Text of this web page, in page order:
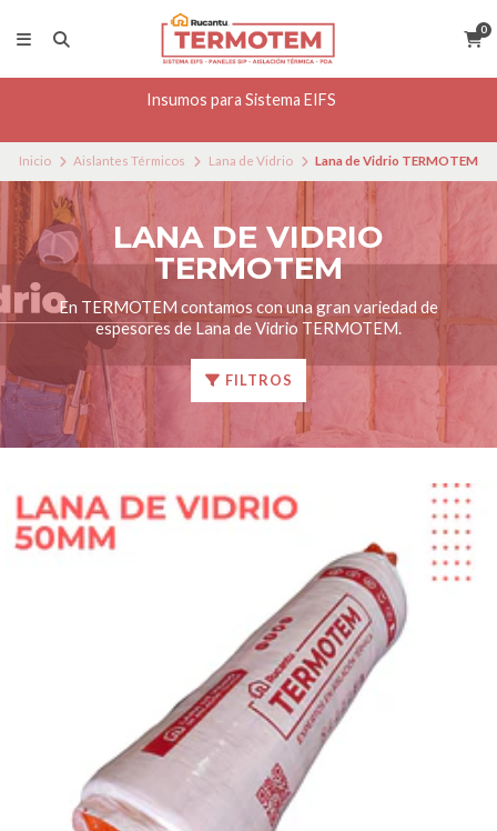
0
Insumos para Sistema EIFS
Inicio Aislantes Térmicos Lana de Vidrio Lana de Vidrio TERMOTEM
LANA DE VIDRIO
TERMOTEM
En TERMOTEM contamos con una gran variedad de
espesores de Lana de Vidrio TERMOTEM.
FILTROS